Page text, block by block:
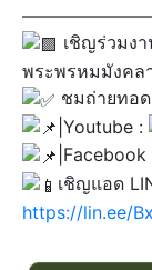
เชิญร่วมง
พระพรหมมังค
ชมถ่ายทอ
|Youtube :
|Facebook
เชิญแอด
https://lin.ee/